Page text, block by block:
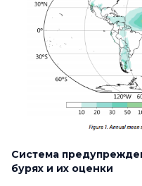
Система
бурях и их оценки